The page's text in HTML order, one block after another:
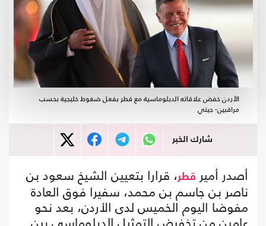
الأردن خفض علاقاته الدبلوماسية مع قطر بفعل ضغوط خليجية بحسب
مراقبين- جيتي
شارك الخبر
أصدر أمير قطر ، قرارا بتعيين الشيخ سعود بن
ناصر بن جاسم بن محمد، سفيرا فوق العادة
مفوضا اليوم الخميس لدى الأردن، بعد نحو